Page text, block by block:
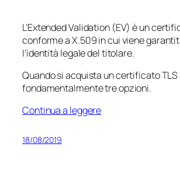
L’Extended Validation (EV) è un
conforme a X.509 in cui viene
l’identità legale del titolare.
Quando si acquista un certificato TLS
fondamentalmente tre opzioni.
Continua a leggere
18/08/2019